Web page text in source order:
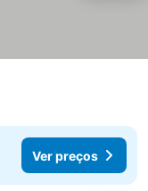
Ver preços